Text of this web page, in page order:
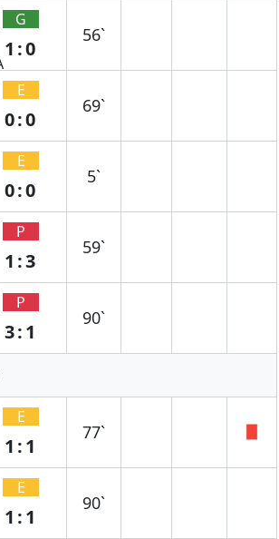
G
1:0
56`
E
0:0
69`
E
0:0
5`
P
1:3
59`
P
3:1
90`
E
1:1
77`
E
1:1
90`